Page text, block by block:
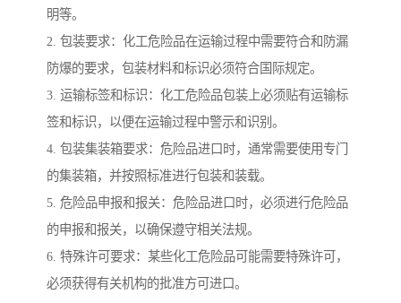
明等。
2. 包装要求：化工危险品在运输过程中需要符合和防漏
防爆的要求，包装材料和标识必须符合国际规定。
3. 运输标签和标识：化工危险品包装上必须贴有运输标
签和标识，以便在运输过程中警示和识别。
4. 包装集装箱要求：危险品进口时，通常需要使用专门
的集装箱，并按照标准进行包装和装载。
5. 危险品申报和报关：危险品进口时，必须进行危险品
的申报和报关，以确保遵守相关法规。
6. 特殊许可要求：某些化工危险品可能需要特殊许可，
必须获得有关机构的批准方可进口。